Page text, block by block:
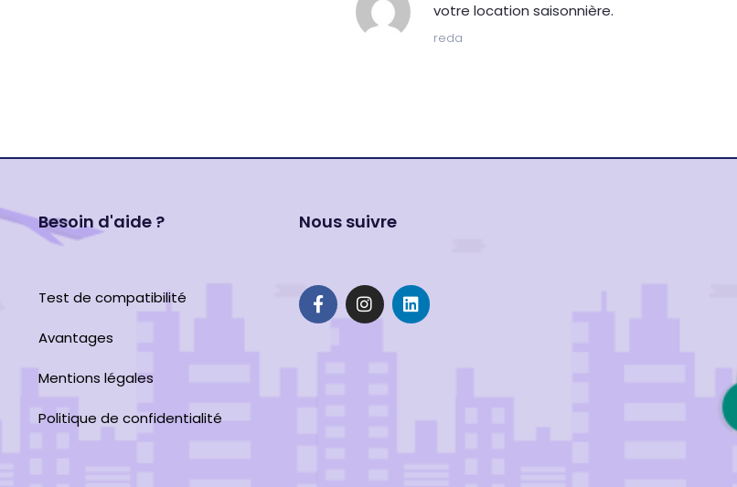
votre location saisonnière.
reda
Besoin d'aide ?
Test de compatibilité
Avantages
Mentions légales
Politique de confidentialité
Nous suivre